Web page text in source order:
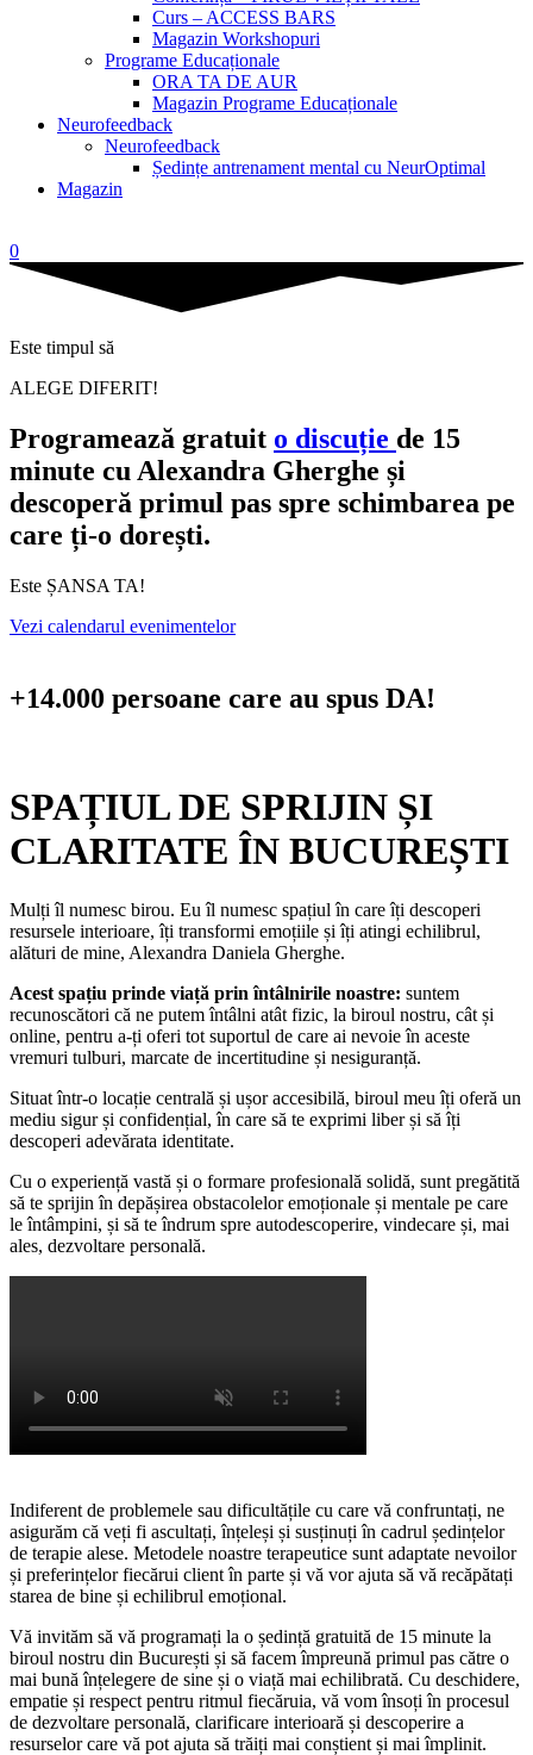
Curs – ACCESS BARS
Magazin Workshopuri
Programe Educaționale
ORA TA DE AUR
Magazin Programe Educaționale
Neurofeedback
Neurofeedback
Ședințe antrenament mental cu NeurOptimal
Magazin
0
Este timpul să
ALEGE DIFERIT!
Programează gratuit o discuție de 15
minute cu Alexandra Gherghe și
descoperă primul pas spre schimbarea pe
care ți-o dorești.
Este ȘANSA TA!
Vezi calendarul evenimentelor
+14.000 persoane care au spus DA!
SPAȚIUL DE SPRIJIN ȘI
CLARITATE ÎN BUCUREȘTI
Mulți îl numesc birou. Eu îl numesc spațiul în care îți descoperi
resursele interioare, îți transformi emoțiile și îți atingi echilibrul,
alături de mine, Alexandra Daniela Gherghe.
Acest spațiu prinde viață prin întâlnirile noastre: suntem
recunoscători că ne putem întâlni atât fizic, la biroul nostru, cât și
online, pentru a-ți oferi tot suportul de care ai nevoie în aceste
vremuri tulburi, marcate de incertitudine și nesiguranță.
Situat într-o locație centrală și ușor accesibilă, biroul meu îți oferă un
mediu sigur și confidențial, în care să te exprimi liber și să îți
descoperi adevărata identitate.
Cu o experiență vastă și o formare profesională solidă, sunt pregătită
să te sprijin în depășirea obstacolelor emoționale și mentale pe care
le întâmpini, și să te îndrum spre autodescoperire, vindecare și, mai
ales, dezvoltare personală.
Indiferent de problemele sau dificultățile cu care vă confruntați, ne
asigurăm că veți fi ascultați, înțeleși și susținuți în cadrul ședințelor
de terapie alese. Metodele noastre terapeutice sunt adaptate nevoilor
și preferințelor fiecărui client în parte și vă vor ajuta să vă recăpătați
starea de bine și echilibrul emoțional.
Vă invităm să vă programați la o ședință gratuită de 15 minute la
biroul nostru din București și să facem împreună primul pas către o
mai bună înțelegere de sine și o viață mai echilibrată. Cu deschidere,
empatie și respect pentru ritmul fiecăruia, vă vom însoți în procesul
de dezvoltare personală, clarificare interioară și descoperire a
resurselor care vă pot ajuta să trăiți mai conștient și mai împlinit.